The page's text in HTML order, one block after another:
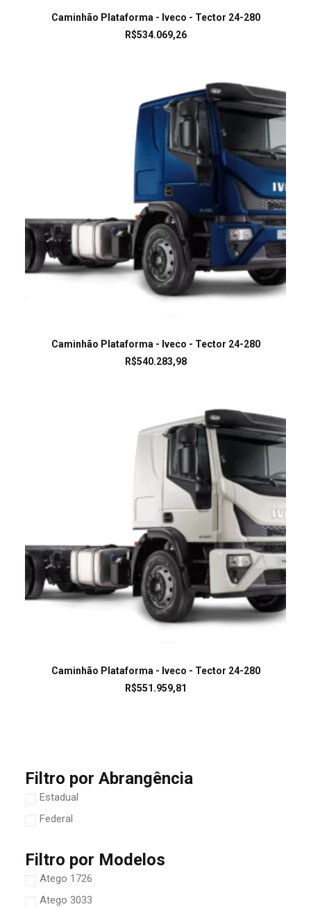
LEIA MAIS
Caminhão Plataforma - Iveco - Tector 24-280
R$534.069,26
LEIA MAIS
Caminhão Plataforma - Iveco - Tector 24-280
R$540.283,98
LEIA MAIS
Caminhão Plataforma - Iveco - Tector 24-280
R$551.959,81
Filtro por Abrangência
Estadual
Federal
Filtro por Modelos
Atego 1726
Atego 3033